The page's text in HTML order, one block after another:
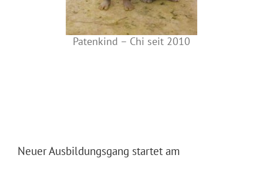
Patenkind – Chi seit 2010
Neuer Ausbildungsgang startet am